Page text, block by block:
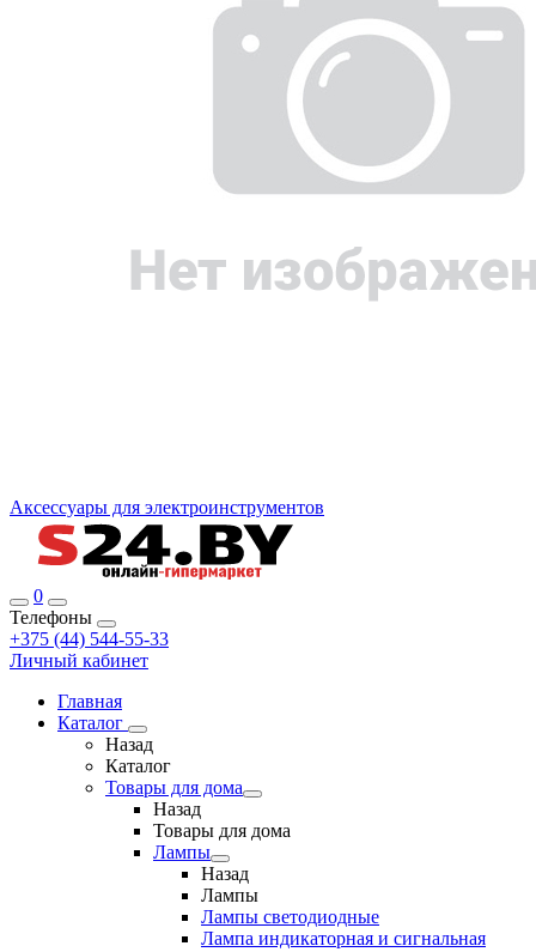
Аксессуары для электроинструментов
0
Телефоны
+375 (44) 544-55-33
Личный кабинет
Главная
Каталог
Назад
Каталог
Товары для дома
Назад
Товары для дома
Лампы
Назад
Лампы
Лампы светодиодные
Лампа индикаторная и сигнальная